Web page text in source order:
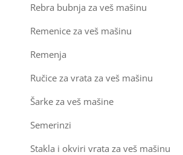
Rebra bubnja za veš mašinu
Remenice za veš mašinu
Remenja
Ručice za vrata za veš mašinu
Šarke za veš mašine
Semerinzi
Stakla i okviri vrata za veš mašinu